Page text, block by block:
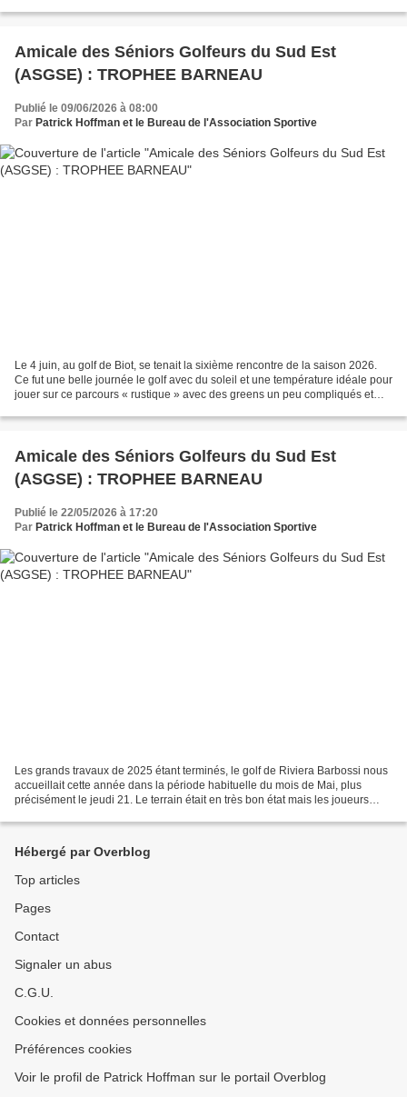
Amicale des Séniors Golfeurs du Sud Est
(ASGSE) : TROPHEE BARNEAU
Publié le 09/06/2026 à 08:00
Par Patrick Hoffman et le Bureau de l'Association Sportive
Le 4 juin, au golf de Biot, se tenait la sixième rencontre de la saison 2026.
Ce fut une belle journée le golf avec du soleil et une température idéale pour
jouer sur ce parcours « rustique » avec des greens un peu compliqués et
Amicale des Séniors Golfeurs du Sud Est
(ASGSE) : TROPHEE BARNEAU
Publié le 22/05/2026 à 17:20
Par Patrick Hoffman et le Bureau de l'Association Sportive
Les grands travaux de 2025 étant terminés, le golf de Riviera Barbossi nous
accueillait cette année dans la période habituelle du mois de Mai, plus
précisément le jeudi 21. Le terrain était en très bon état mais les joueurs
Hébergé par Overblog
Top articles
Pages
Contact
Signaler un abus
C.G.U.
Cookies et données personnelles
Préférences cookies
Voir le profil de Patrick Hoffman sur le portail Overblog